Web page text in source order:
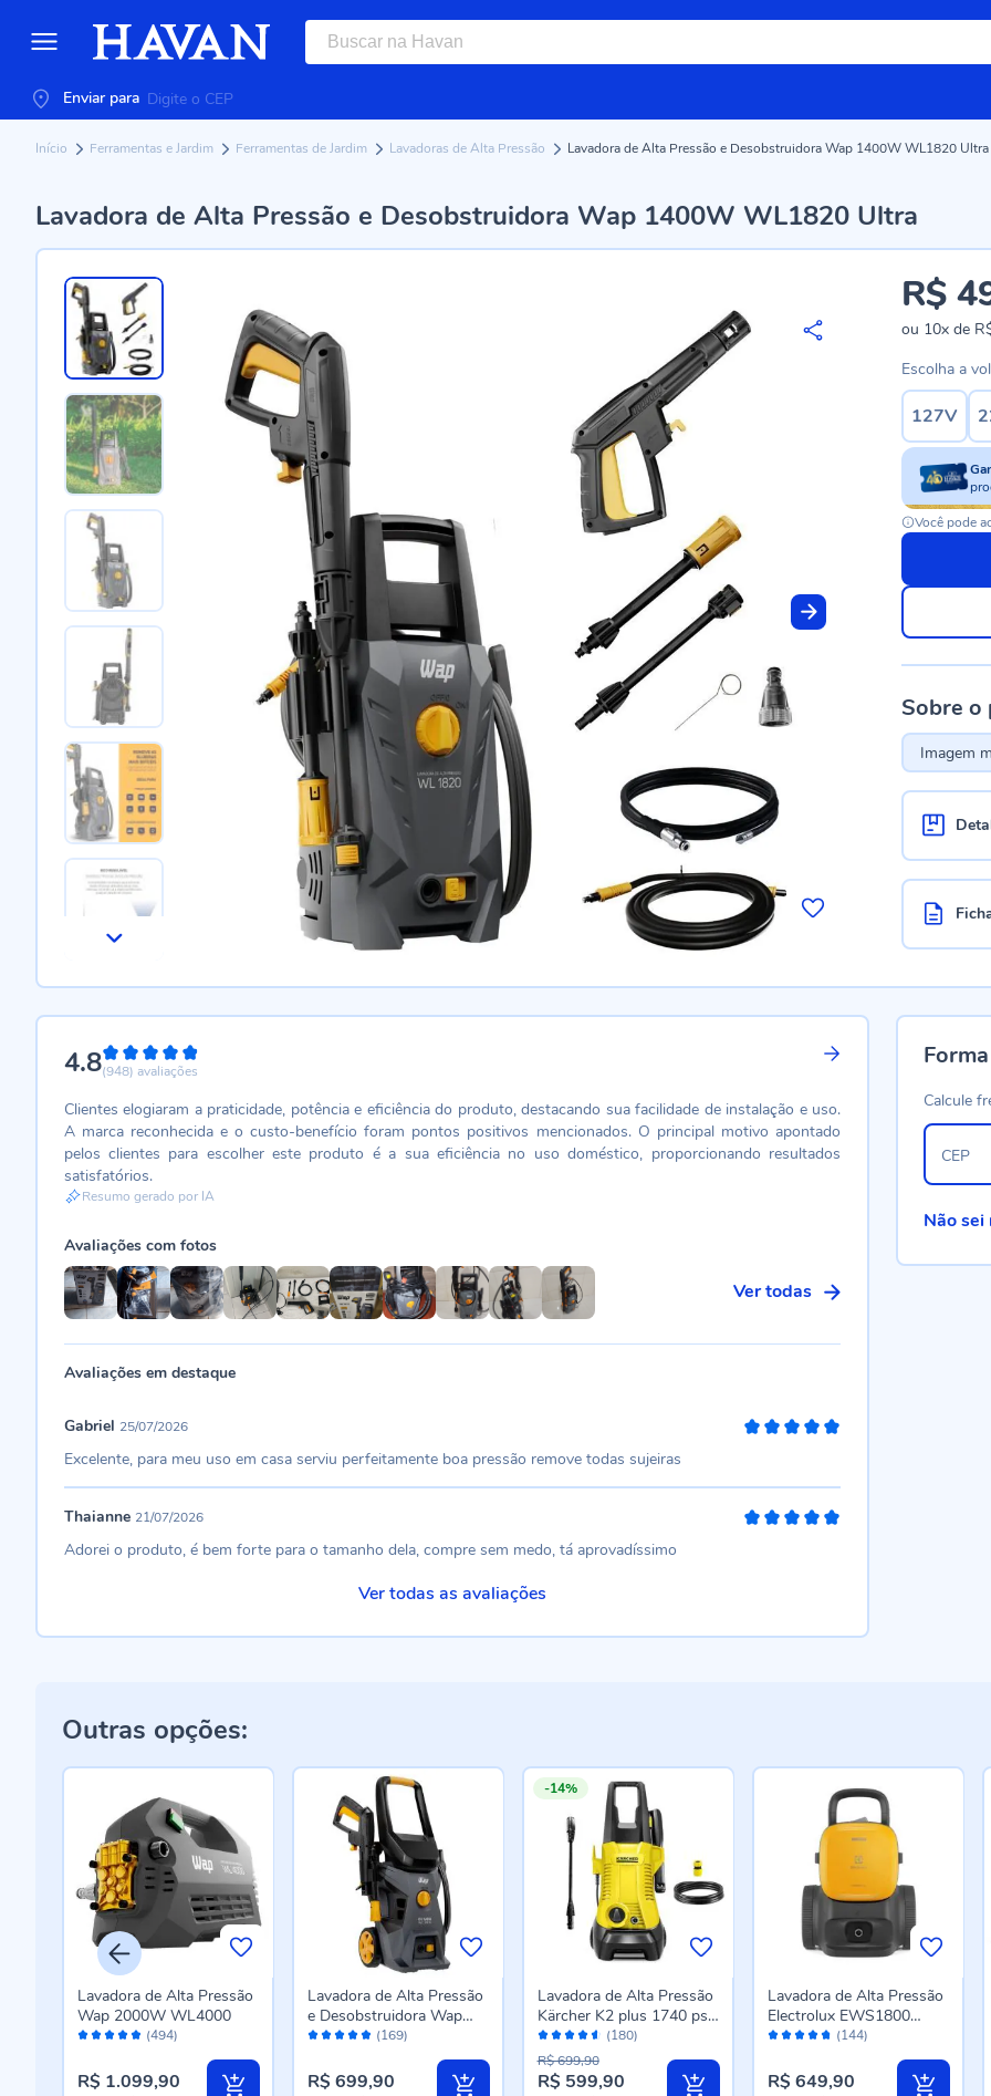
Enviar para
Início Ferramentas e Jardim Ferramentas de Jardim Lavadoras de Alta Pressão Lavadora de Alta Pressão e Desobstruidora Wap 1400W WL1820 Ultra
Lavadora de Alta Pressão e Desobstruidora Wap 1400W WL1820 Ultra
R$
ou 10xde
Escolha a
127V
Você pode
Sobre o
Imagem
4.896%
(948) avaliações
Clientes elogiaram a praticidade, potência e eficiência do produto, destacando sua facilidade de instalação e uso.
A marca reconhecida e o custo-benefício foram pontos positivos mencionados. O principal motivo apontado
pelos clientes para escolher este produto é a sua eficiência no uso doméstico, proporcionando resultados
satisfatórios.
Resumo gerado por IA
Avaliações com fotos
Ver todas
Avaliações em destaque
Gabriel 25/07/2026
Excelente, para meu uso em casa serviu perfeitamente boa pressão remove todas sujeiras
Thaianne 21/07/2026
Adorei o produto, é bem forte para o tamanho dela, compre sem medo, tá aprovadíssimo
Ver todas as avaliações
Calcule
CEP
Não sei
Outras opções:
Avaliação: (494)
Lavadora de Alta Pressão
Wap 2000W WL4000
R$ 1.099,90
Avaliação: (169)
Lavadora de Alta Pressão
e Desobstruidora Wap
1500W Ousada WL2610
R$ 699,90
-14%
Avaliação:
90%
(180)
Lavadora de Alta Pressão
Kärcher K2 plus 1740 psi
1400w
R$ 599,90
R$ 699,90
Avaliação: (144)
Lavadora de Alta Pressão
Electrolux EWS1800
PowerWash 1800PSI
R$ 649,90